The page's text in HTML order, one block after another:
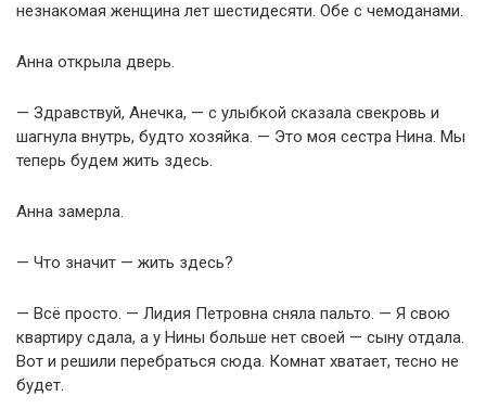
незнакомая женщина лет шестидесяти. Обе с чемоданами.
Анна открыла дверь.
— Здравствуй, Анечка, — с улыбкой сказала свекровь и
шагнула внутрь, будто хозяйка. — Это моя сестра Нина. Мы
теперь будем жить здесь.
Анна замерла.
— Что значит — жить здесь?
— Всё просто. — Лидия Петровна сняла пальто. — Я свою
квартиру сдала, а у Нины больше нет своей — сыну отдала.
Вот и решили перебраться сюда. Комнат хватает, тесно не
будет.